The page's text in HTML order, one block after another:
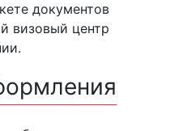
документов
визовый центр